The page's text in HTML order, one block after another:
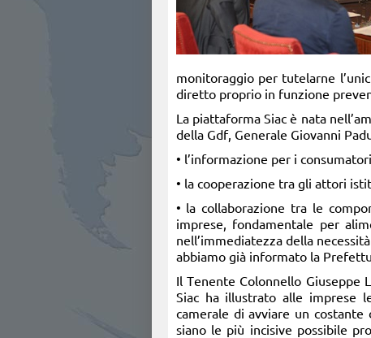
monitoraggio per tutelarne
diretto proprio in funzione
La piattaforma Siac è nata
della Gdf, Generale Giovanni
• l’informazione per i
• la cooperazione tra gli attori
• la collaborazione tra le
imprese, fondamentale per
nell’immediatezza della
abbiamo già informato la
Il Tenente Colonnello Giuseppe
Siac ha illustrato alle imprese
camerale di avviare un
siano le più incisive possibile